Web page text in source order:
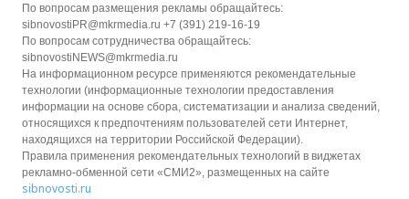
По вопросам размещения рекламы обращайтесь:
sibnovostiPR@mkrmedia.ru +7 (391) 219-16-19
По вопросам сотрудничества обращайтесь:
sibnovostiNEWS@mkrmedia.ru
На информационном ресурсе применяются рекомендательные
технологии (информационные технологии предоставления
информации на основе сбора, систематизации и анализа сведений,
относящихся к предпочтениям пользователей сети Интернет,
находящихся на территории Российской Федерации).
Правила применения рекомендательных технологий в виджетах
рекламно-обменной сети «СМИ2», размещенных на сайте
sibnovosti.ru